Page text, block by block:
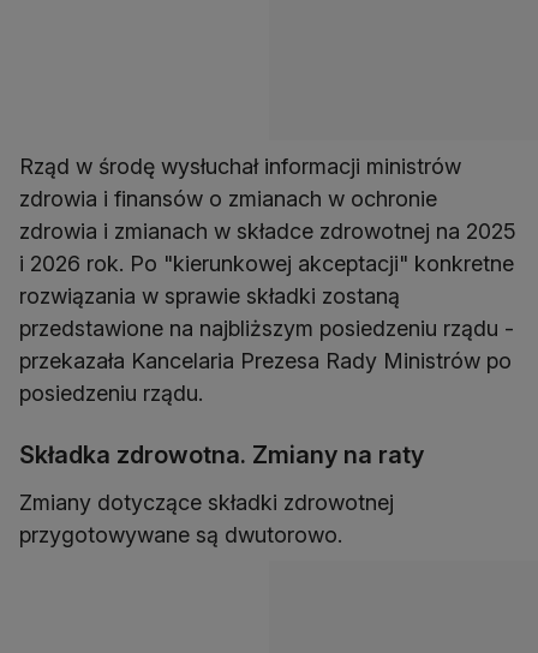
Rząd w środę wysłuchał informacji ministrów
zdrowia i finansów o zmianach w ochronie
zdrowia i zmianach w składce zdrowotnej na 2025
i 2026 rok. Po "kierunkowej akceptacji" konkretne
rozwiązania w sprawie składki zostaną
przedstawione na najbliższym posiedzeniu rządu -
przekazała Kancelaria Prezesa Rady Ministrów po
posiedzeniu rządu.
Składka zdrowotna. Zmiany na raty
Zmiany dotyczące składki zdrowotnej
przygotowywane są dwutorowo.